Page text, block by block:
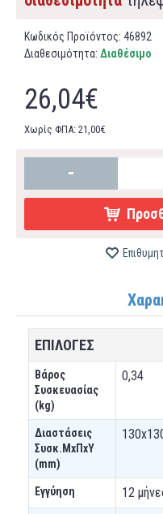
Κωδικός Προϊόντος: 46892
Διαθεσιμότητα: Διαθέσιμο
26,04€
Χωρίς ΦΠΑ: 21,00€
-
ΕΠΙΛΟΓΕΣ
Βάρος
Συσκευασίας
(kg)
0,34
Διαστάσεις
Συσκ.ΜxΠxΥ
(mm)
Εγγύηση 12